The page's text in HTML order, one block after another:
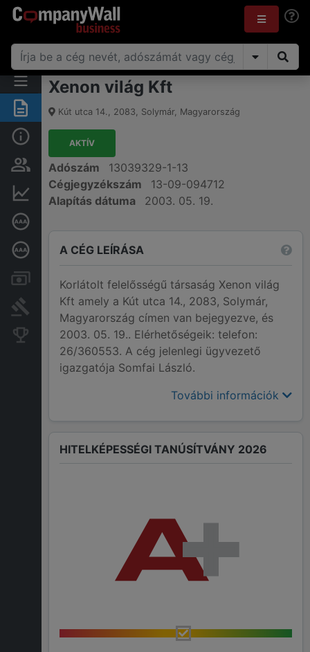
Összegzés
Alap információk
Személyek és tulajdonjog
Pénzügyi információk
Mélyreható hitelminősítés
Számlák és zárolások
Bírósági eljárások
Konkurens cégek
Xenon világ Kft
Kút utca 14., 2083, Solymár, Magyarország
AKTÍV
Adószám
13039329-1-13
Cégjegyzékszám
13-09-094712
Alapítás dátuma
2003. 05. 19.
A CÉG LEÍRÁSA
Korlátolt felelősségű társaság Xenon világ
Kft amely a Kút utca 14., 2083, Solymár,
Magyarország címen van bejegyezve, és
2003. 05. 19.. Elérhetőségeik: telefon:
26/360553. A cég jelenlegi ügyvezető
igazgatója Somfai László.
További információk
HITELKÉPESSÉGI TANÚSÍTVÁNY 2026